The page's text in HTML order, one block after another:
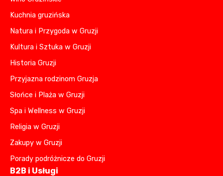
Kuchnia gruzińska
Natura i Przygoda w Gruzji
Kultura i Sztuka w Gruzji
Historia Gruzji
Przyjazna rodzinom Gruzja
Słońce i Plaża w Gruzji
Spa i Wellness w Gruzji
Religia w Gruzji
Zakupy w Gruzji
Porady podróżnicze do Gruzji
B2B i Usługi